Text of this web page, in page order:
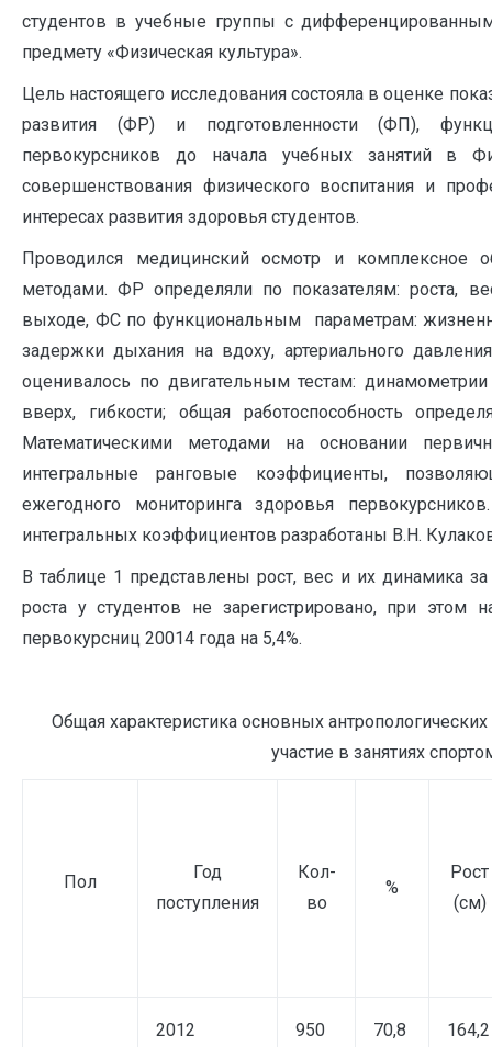
студентов в учебные группы с
предмету «Физическая культура».
Цель настоящего исследования состояла в оценке
развития (ФР) и подготовленности (ФП),
первокурсников до начала учебных занятий в
совершенствования физического воспитания и
интересах развития здоровья студентов.
Проводился медицинский осмотр и комплексное
методами. ФР определяли по показателям: роста,
выходе, ФС по функциональным параметрам:
задержки дыхания на вдоху, артериального
оценивалось по двигательным тестам:
вверх, гибкости; общая работоспособность
Математическими методами на основании
интегральные ранговые коэффициенты,
ежегодного мониторинга здоровья
интегральных коэффициентов разработаны В.Н.
В таблице 1 представлены рост, вес и их динамика
роста у студентов не зарегистрировано, при этом
первокурсниц 20014 года на 5,4%.
Общая характеристика основных антропологических
участие в занятиях
Пол
Год
поступления
Кол-
во
%
Рост
(см)
2012 950 70,8 164,2